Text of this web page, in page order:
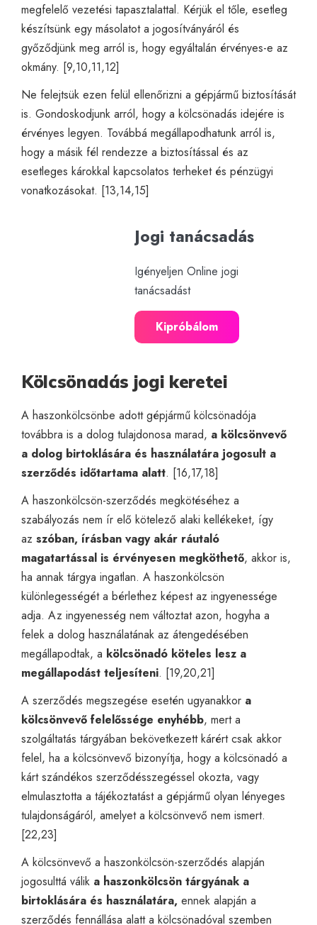
megfelelő vezetési tapasztalattal. Kérjük el tőle, esetleg
készítsünk egy másolatot a jogosítványáról és
győződjünk meg arról is, hogy egyáltalán érvényes-e az
okmány. [9,10,11,12]
Ne felejtsük ezen felül ellenőrizni a gépjármű biztosítását
is. Gondoskodjunk arról, hogy a kölcsönadás idejére is
érvényes legyen. Továbbá megállapodhatunk arról is,
hogy a másik fél rendezze a biztosítással és az
esetleges károkkal kapcsolatos terheket és pénzügyi
vonatkozásokat. [13,14,15]
Jogi tanácsadás
Igényeljen Online jogi
tanácsadást
Kipróbálom
Kölcsönadás jogi keretei
A haszonkölcsönbe adott gépjármű kölcsönadója
továbbra is a dolog tulajdonosa marad, a kölcsönvevő
a dolog birtoklására és használatára jogosult a
szerződés időtartama alatt. [16,17,18]
A haszonkölcsön-szerződés megkötéséhez a
szabályozás nem ír elő kötelező alaki kellékeket, így
az szóban, írásban vagy akár ráutaló
magatartással is érvényesen megköthető, akkor is,
ha annak tárgya ingatlan. A haszonkölcsön
különlegességét a bérlethez képest az ingyenessége
adja. Az ingyenesség nem változtat azon, hogyha a
felek a dolog használatának az átengedésében
megállapodtak, a kölcsönadó köteles lesz a
megállapodást teljesíteni. [19,20,21]
A szerződés megszegése esetén ugyanakkor a
kölcsönvevő felelőssége enyhébb, mert a
szolgáltatás tárgyában bekövetkezett kárért csak akkor
felel, ha a kölcsönvevő bizonyítja, hogy a kölcsönadó a
kárt szándékos szerződésszegéssel okozta, vagy
elmulasztotta a tájékoztatást a gépjármű olyan lényeges
tulajdonságáról, amelyet a kölcsönvevő nem ismert.
[22,23]
A kölcsönvevő a haszonkölcsön-szerződés alapján
jogosulttá válik a haszonkölcsön tárgyának a
birtoklására és használatára, ennek alapján a
szerződés fennállása alatt a kölcsönadóval szemben